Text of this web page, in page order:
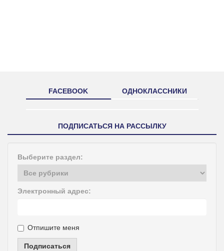
FACEBOOK ОДНОКЛАССНИКИ
ПОДПИСАТЬСЯ НА РАССЫЛКУ
Выберите раздел:
Электронный адрес:
Отпишите меня
Подписаться